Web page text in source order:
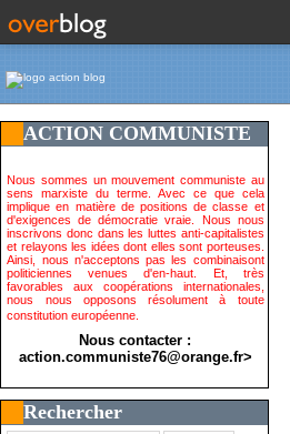
ACTION COMMUNISTE
Nous sommes un mouvement communiste au
sens marxiste du terme. Avec ce que cela
implique en matière de positions de classe et
d'exigences de démocratie vraie. Nous nous
inscrivons donc dans les luttes anti-capitalistes
et relayons les idées dont elles sont porteuses.
Ainsi, nous n'acceptons pas les combinaisont
politiciennes venues d'en-haut. Et, très
favorables aux coopérations internationales,
nous nous opposons résolument à toute
constitution européenne.
Nous contacter :
action.communiste76@orange.fr>
Rechercher